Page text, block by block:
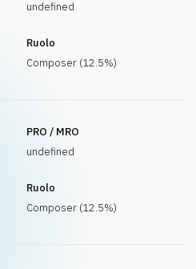
undefined
Ruolo
Composer (12.5%)
PRO / MRO
undefined
Ruolo
Composer (12.5%)